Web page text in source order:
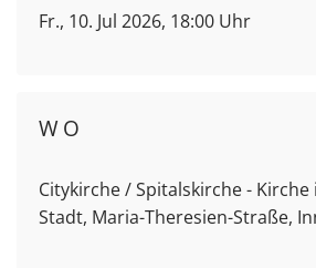
Fr., 10. Jul 2026, 18:00 Uhr
WO
Citykirche / Spitalskirche -
Stadt, Maria-Theresien-Straße,